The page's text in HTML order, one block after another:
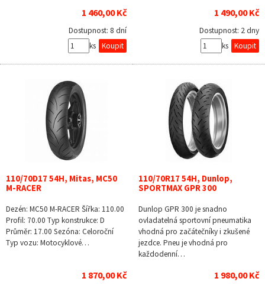
1 460,00 Kč
Dostupnost: 8 dní
ks
1 490,00 Kč
Dostupnost: 2 dny
ks
110/70D17 54H, Mitas, MC50
M-RACER
Dezén: MC50 M-RACER Šířka: 110.00
Profil: 70.00 Typ konstrukce: D
Průměr: 17.00 Sezóna: Celoroční
Typ vozu: Motocyklové…
1 870,00 Kč
110/70R17 54H, Dunlop,
SPORTMAX GPR 300
Dunlop GPR 300 je snadno
ovladatelná sportovní pneumatika
vhodná pro začátečníky i zkušené
jezdce. Pneu je vhodná pro
každodenní…
1 980,00 Kč